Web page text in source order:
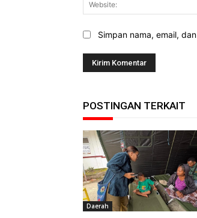
Simpan nama, email,
POSTINGAN TERKAIT
Daerah